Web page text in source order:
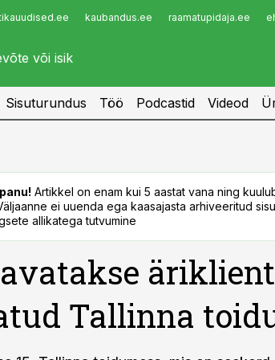
kaubandus.ee raamatupidaja.ee
Infopank
Sisuturundus Töö Podcastid Videod
Artikkel on enam kui 5 aastat vana ning
ei uuenda ega kaasajasta arhiveeritud
allikatega tutvumine
Tallinna